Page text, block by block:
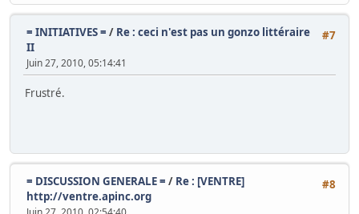
#7
= INITIATIVES = / Re : ceci n'est pas un gonzo littéraire
II
Juin 27, 2010, 05:14:41
Frustré.
#8
= DISCUSSION GENERALE = / Re : [VENTRE]
http://ventre.apinc.org